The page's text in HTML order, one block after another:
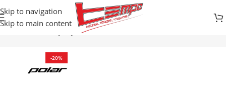
Skip to navigation
Skip to main content
DJEČIJI BICIKLI / BALANS
-20%